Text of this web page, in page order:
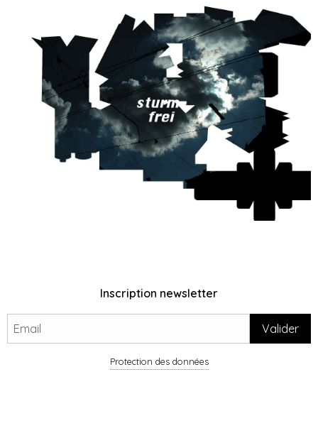
Inscription newsletter
Protection des données